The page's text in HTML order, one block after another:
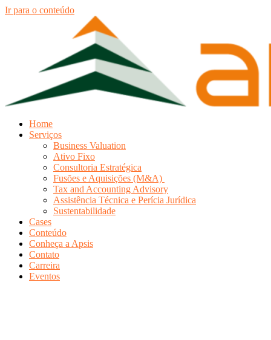
Ir para o conteúdo
Home
Serviços
Business Valuation
Ativo Fixo
Consultoria Estratégica
Fusões e Aquisições (M&A)
Tax and Accounting Advisory
Assistência Técnica e Perícia Jurídica
Sustentabilidade
Cases
Conteúdo
Conheça a Apsis
Contato
Carreira
Eventos